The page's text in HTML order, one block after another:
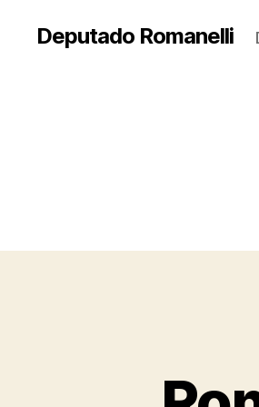
Deputado Romanelli